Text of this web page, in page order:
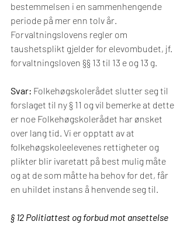
bestemmelsen i en sammenhengende
periode på mer enn tolv år.
Forvaltningslovens regler om
taushetsplikt gjelder for elevombudet, jf.
forvaltningsloven §§ 13 til 13 e og 13 g.
Svar: Folkehøgskolerådet slutter seg til
forslaget til ny § 11 og vil bemerke at dette
er noe Folkehøgskolerådet har ønsket
over lang tid. Vi er opptatt av at
folkehøgskoleelevenes rettigheter og
plikter blir ivaretatt på best mulig måte
og at de som måtte ha behov for det, får
en uhildet instans å henvende seg til.
§ 12 Politiattest og forbud mot ansettelse